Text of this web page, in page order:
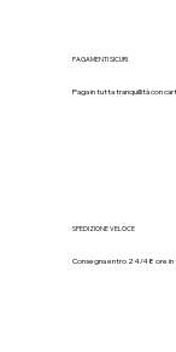
PAGAMENTI SICURI
Paga in tutta tranquillità con
SPEDIZIONE VELOCE
Consegna entro 24/48 ore in